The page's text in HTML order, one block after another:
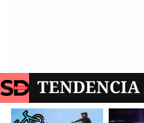
TENDENCIA